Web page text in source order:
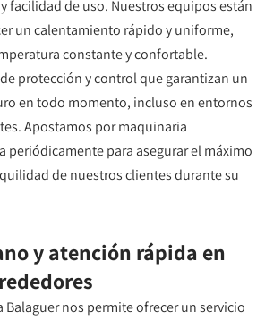
facilidad de uso. Nuestros equipos están
un calentamiento rápido y uniforme,
constante y confortable.
protección y control que garantizan un
en todo momento, incluso en entornos
Apostamos por maquinaria
periódicamente para asegurar el máximo
de nuestros clientes durante su
y atención rápida en
Balaguer nos permite ofrecer un servicio